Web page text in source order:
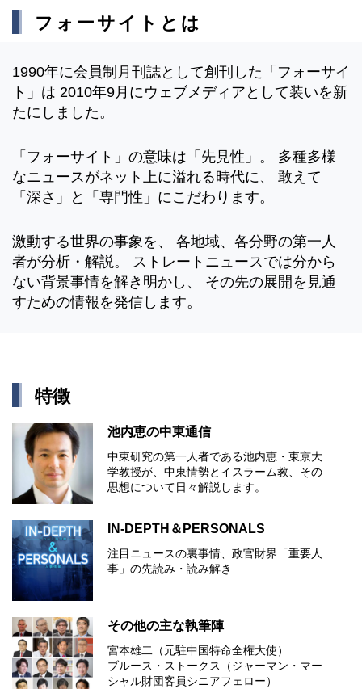
フォーサイトとは
1990年に会員制月刊誌として創刊した「フォーサイ
ト」は 2010年9月にウェブメディアとして装いを新
たにしました。
「フォーサイト」の意味は「先見性」。 多種多様
なニュースがネット上に溢れる時代に、 敢えて
「深さ」と「専門性」にこだわります。
激動する世界の事象を、 各地域、各分野の第一人
者が分析・解説。 ストレートニュースでは分から
ない背景事情を解き明かし、 その先の展開を見通
すための情報を発信します。
特徴
池内恵の中東通信
中東研究の第⼀⼈者である池内恵・東京⼤
学教授が、中東情勢とイスラーム教、その
思想について⽇々解説します。
IN-DEPTH＆PERSONALS
注目ニュースの裏事情、政官財界「重要人
事」の先読み・読み解き
その他の主な執筆陣
宮本雄二（元駐中国特命全権大使）
ブルース・ストークス（ジャーマン・マー
シャル財団客員シニアフェロー）